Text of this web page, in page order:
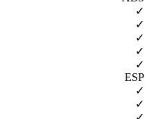
✓
✓
✓
✓
✓
ESP
✓
✓